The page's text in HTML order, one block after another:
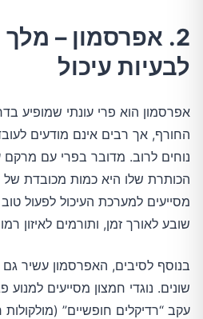
2. אפרסמון –
לבעיות עיכול
אפרסמון הוא פרי עונתי שמופיע
החורף, אך רבים אינם מודעים
נוחים לרוב. מדובר בפרי עם מרקם
הכותרת שלו היא כמות מכובדת של
מסייעים למערכת העיכול לפעול
שובע לאורך זמן, ותורמים לאיזון
בנוסף לסיבים, האפרסמון עשיר גם
שונים. נוגדי חמצון מסייעים
עקב “רדיקלים חופשיים” (מולקולות